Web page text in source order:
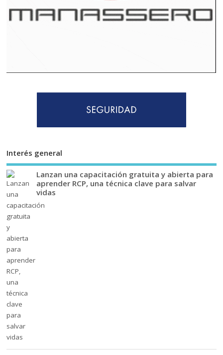
Interés general
Lanzan una capacitación gratuita y abierta para
aprender RCP, una técnica clave para salvar
vidas